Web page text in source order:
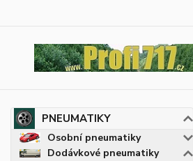
PNEUMATIKY
Osobní pneumatiky
Dodávkové pneumatiky